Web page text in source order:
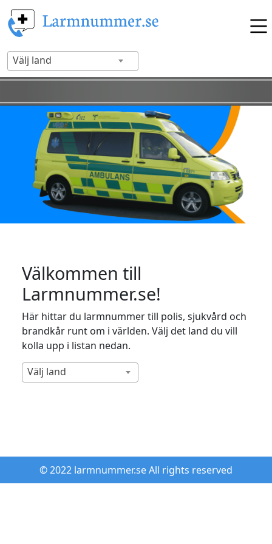
Välj land
Välkommen till
Larmnummer.se!
Här hittar du larmnummer till polis, sjukvård och
brandkår runt om i världen. Välj det land du vill
kolla upp i listan nedan.
Välj land
© 2022 larmnummer.se All rights reserved